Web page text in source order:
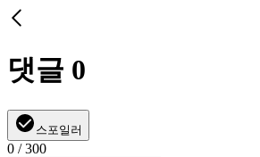
댓글 0
스포일러
0 / 300